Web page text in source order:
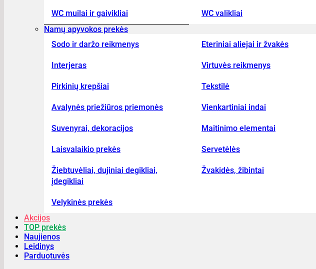
WC muilai ir gaivikliai
WC valikliai
Namų apyvokos prekės
Sodo ir daržo reikmenys
Eteriniai aliejai ir žvakės
Interjeras Virtuvės reikmenys
Pirkinių krepšiai Tekstilė
Avalynės priežiūros priemonės Vienkartiniai indai
Suvenyrai, dekoracijos Maitinimo elementai
Laisvalaikio prekės Servetėlės
Žiebtuvėliai, dujiniai degikliai,
įdegikliai
Žvakidės, žibintai
Velykinės prekės
Akcijos
TOP prekės
Naujienos
Leidinys
Parduotuvės